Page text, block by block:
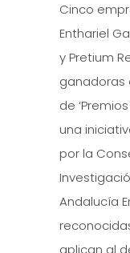
Cinco
Enthariel
y Pretium
ganadoras
de
una
por la
Andalucía
aplican al